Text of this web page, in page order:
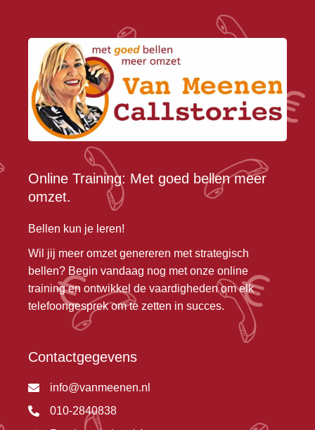
Online Training: Met goed bellen meer
omzet.
Bellen kun je leren!
Wil jij meer omzet genereren met strategisch
bellen? Begin vandaag nog met onze online
training en ontwikkel de vaardigheden om elk
telefoongesprek om te zetten in succes.
Contactgegevens
info@vanmeenen.nl
010-2840838